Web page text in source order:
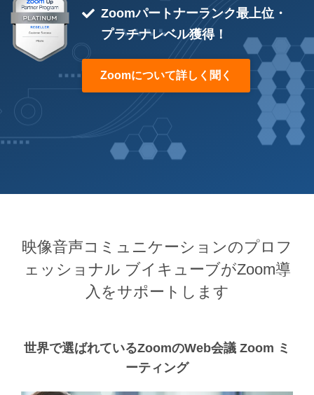
Zoomパートナーランク最上位・
プラチナレベル獲得！
Zoomについて詳しく聞く
映像音声コミュニケーションのプロフ
ェッショナル ブイキューブがZoom導
入をサポートします
世界で選ばれているZoomのWeb会議 Zoom ミ
ーティング